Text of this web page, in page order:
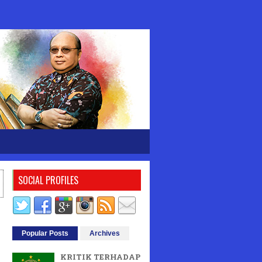
SOCIAL PROFILES
Popular Posts Archives
KRITIK TERHADAP